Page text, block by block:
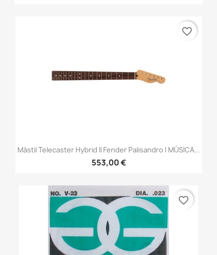
Mástil Telecaster Hybrid II Fender Palisandro | MÚSICA...
553,00 €
favorite_border
favorite_border